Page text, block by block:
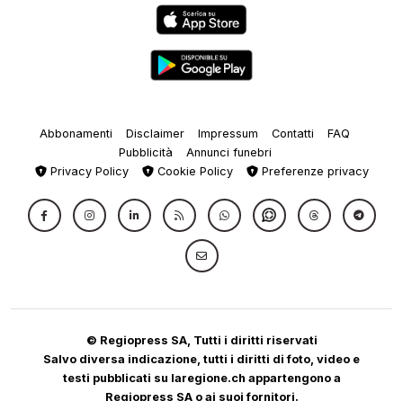
Abbonamenti Disclaimer Impressum Contatti
FAQ
Pubblicità
Annunci funebri
Privacy Policy
Cookie Policy Preferenze privacy
© Regiopress SA, Tutti i diritti riservati
Salvo diversa indicazione, tutti i diritti di foto, video e
testi pubblicati su laregione.ch appartengono a
Regiopress SA o ai suoi fornitori.